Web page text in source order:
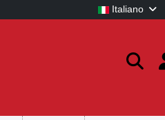
Italiano